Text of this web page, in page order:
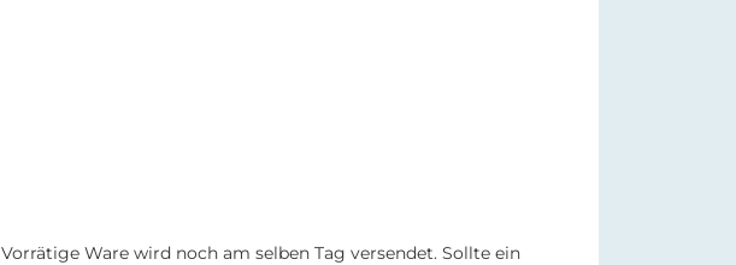
Vorrätige Ware wird noch am selben Tag versendet. Sollte ein